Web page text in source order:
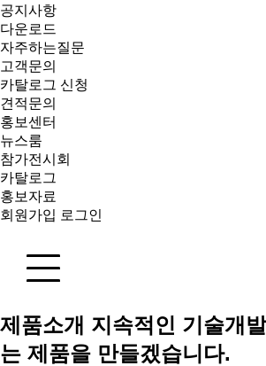
공지사항
다운로드
자주하는질문
고객문의
카탈로그 신청
견적문의
홍보센터
뉴스룸
참가전시회
카탈로그
홍보자료
회원가입 로그인
제품소개 지속적인 기술개
는 제품을 만들겠습니다.